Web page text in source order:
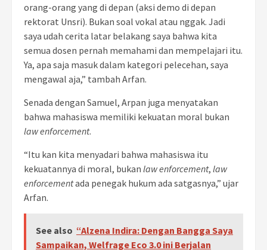
orang-orang yang di depan (aksi demo di depan
rektorat Unsri). Bukan soal vokal atau nggak. Jadi
saya udah cerita latar belakang saya bahwa kita
semua dosen pernah memahami dan mempelajari itu.
Ya, apa saja masuk dalam kategori pelecehan, saya
mengawal aja,” tambah Arfan.
Senada dengan Samuel, Arpan juga menyatakan
bahwa mahasiswa memiliki kekuatan moral bukan
law enforcement.
“Itu kan kita menyadari bahwa mahasiswa itu
kekuatannya di moral, bukan law enforcement, law
enforcementada penegak hukum ada satgasnya,” ujar
Arfan.
See also “Alzena Indira: Dengan Bangga Saya
Sampaikan, Welfrage Eco 3.0 ini Berjalan